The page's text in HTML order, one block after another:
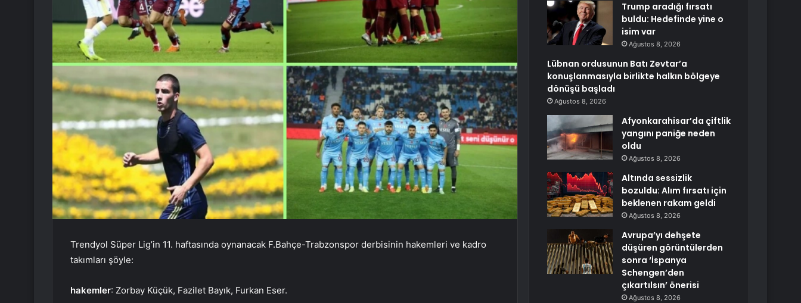
Trendyol Süper Lig’in 11. haftasında oynanacak F.Bahçe-Trabzonspor derbisinin hakemleri ve kadro
takımları şöyle:
hakemler: Zorbay Küçük, Fazilet Bayık, Furkan Eser.
Trump aradığı fırsatı
buldu: Hedefinde yine o
isim var
Ağustos 8, 2026
Lübnan ordusunun Batı Zevtar’a
konuşlanmasıyla birlikte halkın bölgeye
dönüşü başladı
Ağustos 8, 2026
Afyonkarahisar’da çiftlik
yangını paniğe neden
oldu
Ağustos 8, 2026
Altında sessizlik
bozuldu: Alım fırsatı için
beklenen rakam geldi
Ağustos 8, 2026
Avrupa’yı dehşete
düşüren görüntülerden
sonra ‘İspanya
Schengen’den
çıkartılsın’ önerisi
Ağustos 8, 2026